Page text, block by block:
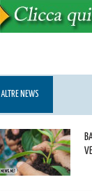
ALTRE NEWS